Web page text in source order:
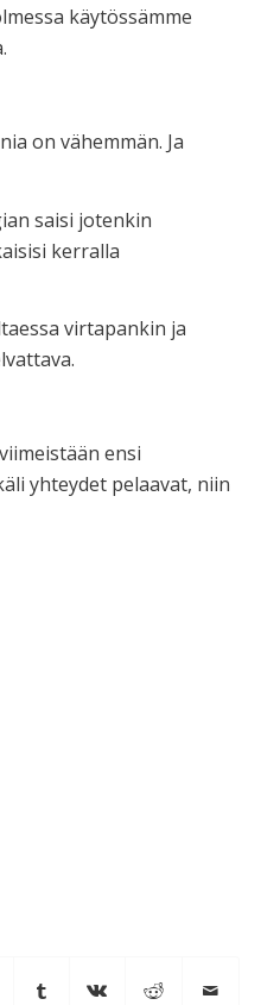
käytössämme
on vähemmän. Ja
saisi jotenkin
kerralla
virtapankin ja
ensi
yhteydet pelaavat, niin